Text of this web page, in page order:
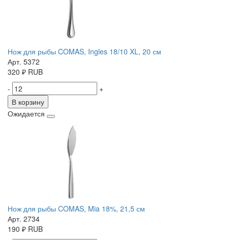
Нож для рыбы COMAS, Ingles 18/10 XL, 20 см
Арт. 5372
320 ₽ RUB
-
+
В корзину
Ожидается
Нож для рыбы COMAS, Mia 18%, 21,5 см
Арт. 2734
190 ₽ RUB